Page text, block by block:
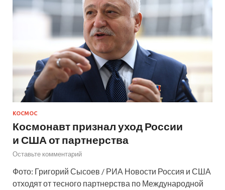
КОСМОС
Космонавт признал уход России
и США от партнерства
Оставьте комментарий
Фото: Григорий Сысоев / РИА Новости Россия и США
отходят от тесного партнерства по Международной